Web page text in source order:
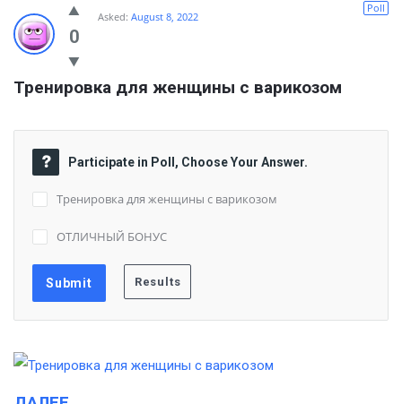
0
Poll
Asked: August 8, 2022
Тренировка для женщины с варикозом
Participate in Poll, Choose Your Answer.
Тренировка для женщины с варикозом
ОТЛИЧНЫЙ БОНУС